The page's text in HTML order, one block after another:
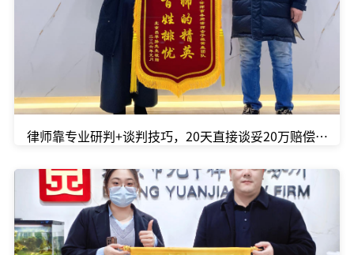
律师靠专业研判+谈判技巧，20天直接谈妥20万赔偿款！